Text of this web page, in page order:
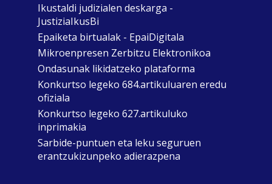
Ikustaldi judizialen deskarga -
JustiziaIkusBi
Epaiketa birtualak - EpaiDigitala
Mikroenpresen Zerbitzu Elektronikoa
Ondasunak likidatzeko plataforma
Konkurtso legeko 684.artikuluaren eredu
ofiziala
Konkurtso legeko 627.artikuluko
inprimakia
Sarbide-puntuen eta leku seguruen
erantzukizunpeko adierazpena